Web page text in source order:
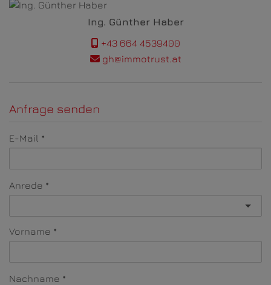
Ing. Günther Haber
+43 664 4539400
gh@immotrust.at
Anfrage senden
E-Mail
Anrede
Vorname
Nachname